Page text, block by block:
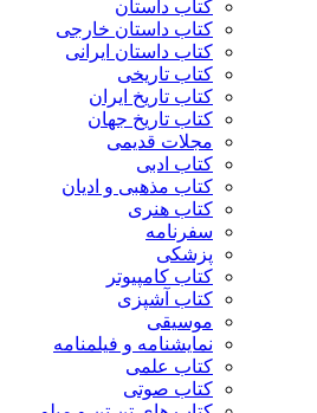
کتاب داستان
کتاب داستان خارجی
کتاب داستان ایرانی
کتاب تاریخی
کتاب تاریخ ایران
کتاب تاریخ جهان
مجلات قدیمی
کتاب ادبی
کتاب مذهبی و ادیان
کتاب هنری
سفرنامه
پزشکی
کتاب کامپیوتر
کتاب آشپزی
موسیقی
نمایشنامه و فیلمنامه
کتاب علمی
کتاب صوتی